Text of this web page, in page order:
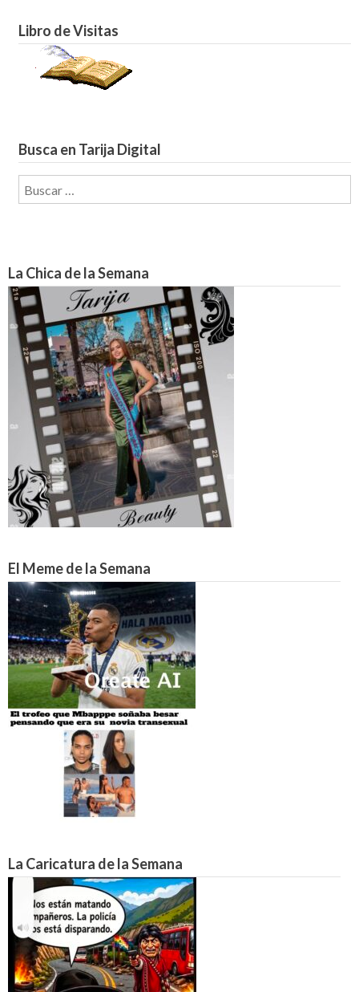
Libro de Visitas
Busca en Tarija Digital
Buscar:
La Chica de la Semana
El Meme de la Semana
La Caricatura de la Semana